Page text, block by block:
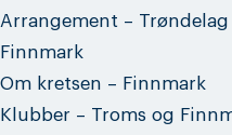
Arrangement – Trøndelag
Finnmark
Om kretsen – Finnmark
Klubber – Troms og